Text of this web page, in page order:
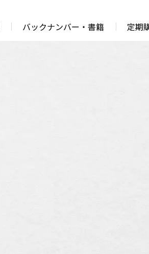
バックナンバー・書籍 定期